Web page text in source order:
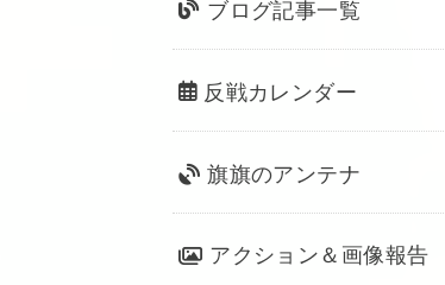
ブログ記事一覧
反戦カレンダー
旗旗のアンテナ
アクション＆画像報告